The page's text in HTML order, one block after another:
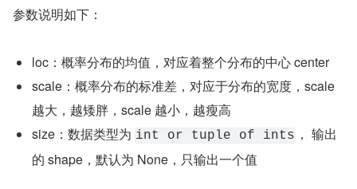
参数说明如下：
loc：概率分布的均值，对应着整个分布的中心 center
scale：概率分布的标准差，对应于分布的宽度，scale
越大，越矮胖，scale 越小，越瘦高
size：数据类型为 int or tuple of ints ， 输出
的 shape，默认为 None，只输出一个值